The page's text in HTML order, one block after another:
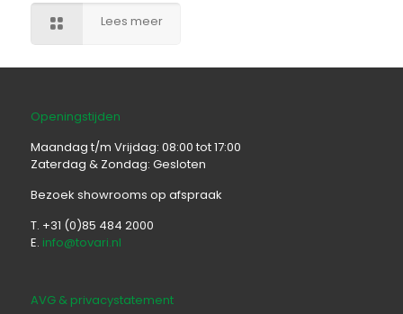
Lees meer
Openingstijden
Maandag t/m Vrijdag: 08:00 tot 17:00
Zaterdag & Zondag: Gesloten
Bezoek showrooms op afspraak
T. +31 (0)85 484 2000
E. info@tovari.nl
AVG & privacystatement